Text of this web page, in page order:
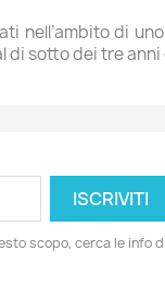
nell’ambito di
di sotto dei tre anni
scopo, cerca le info di